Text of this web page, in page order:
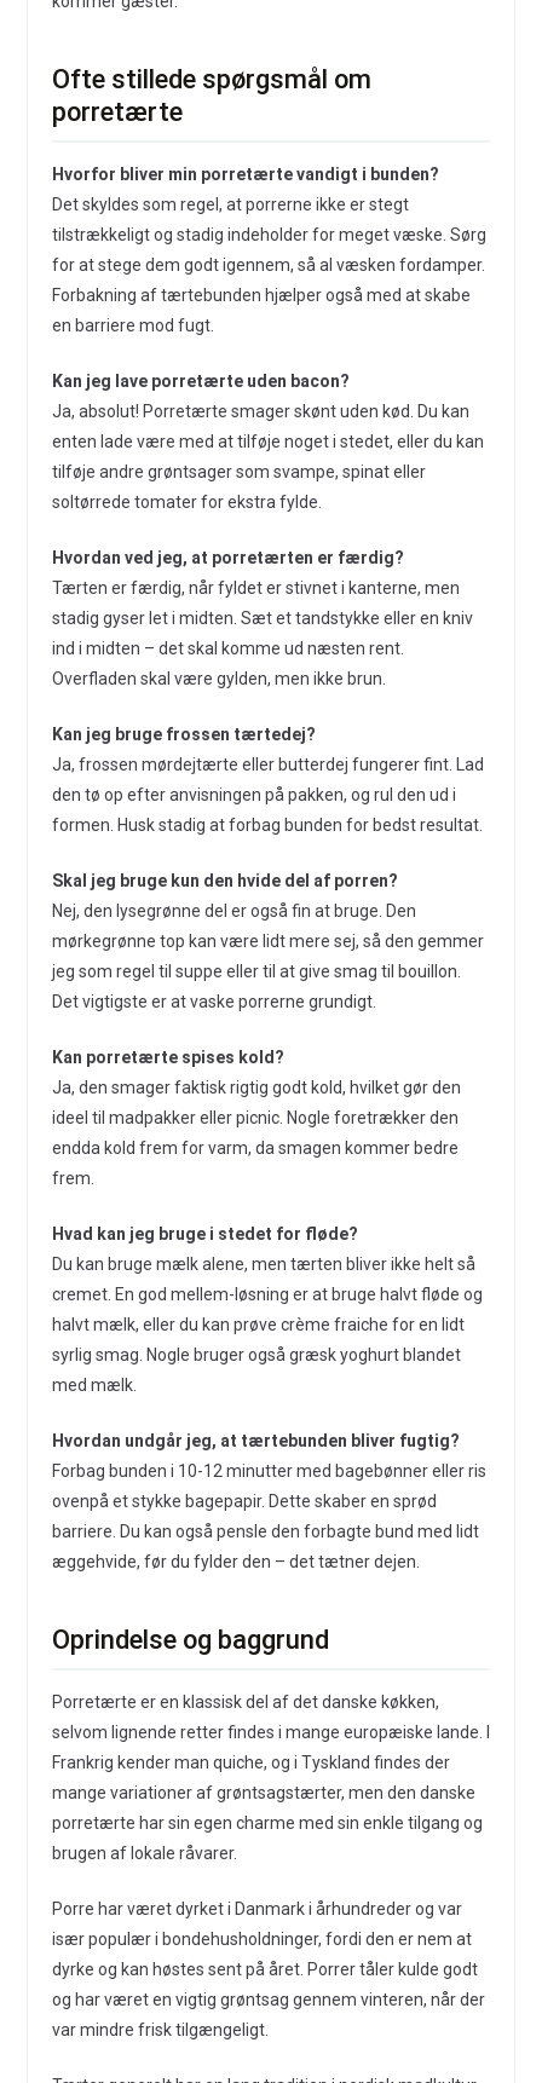
Ofte stillede spørgsmål om
porretærte
Hvorfor bliver min porretærte vandigt i bunden?
Det skyldes som regel, at porrerne ikke er stegt
tilstrækkeligt og stadig indeholder for meget væske. Sørg
for at stege dem godt igennem, så al væsken fordamper.
Forbakning af tærtebunden hjælper også med at skabe
en barriere mod fugt.
Kan jeg lave porretærte uden bacon?
Ja, absolut! Porretærte smager skønt uden kød. Du kan
enten lade være med at tilføje noget i stedet, eller du kan
tilføje andre grøntsager som svampe, spinat eller
soltørrede tomater for ekstra fylde.
Hvordan ved jeg, at porretærten er færdig?
Tærten er færdig, når fyldet er stivnet i kanterne, men
stadig gyser let i midten. Sæt et tandstykke eller en kniv
ind i midten – det skal komme ud næsten rent.
Overfladen skal være gylden, men ikke brun.
Kan jeg bruge frossen tærtedej?
Ja, frossen mørdejtærte eller butterdej fungerer fint. Lad
den tø op efter anvisningen på pakken, og rul den ud i
formen. Husk stadig at forbag bunden for bedst resultat.
Skal jeg bruge kun den hvide del af porren?
Nej, den lysegrønne del er også fin at bruge. Den
mørkegrønne top kan være lidt mere sej, så den gemmer
jeg som regel til suppe eller til at give smag til bouillon.
Det vigtigste er at vaske porrerne grundigt.
Kan porretærte spises kold?
Ja, den smager faktisk rigtig godt kold, hvilket gør den
ideel til madpakker eller picnic. Nogle foretrækker den
endda kold frem for varm, da smagen kommer bedre
frem.
Hvad kan jeg bruge i stedet for fløde?
Du kan bruge mælk alene, men tærten bliver ikke helt så
cremet. En god mellem-løsning er at bruge halvt fløde og
halvt mælk, eller du kan prøve crème fraiche for en lidt
syrlig smag. Nogle bruger også græsk yoghurt blandet
med mælk.
Hvordan undgår jeg, at tærtebunden bliver fugtig?
Forbag bunden i 10-12 minutter med bagebønner eller ris
ovenpå et stykke bagepapir. Dette skaber en sprød
barriere. Du kan også pensle den forbagte bund med lidt
æggehvide, før du fylder den – det tætner dejen.
Oprindelse og baggrund
Porretærte er en klassisk del af det danske køkken,
selvom lignende retter findes i mange europæiske lande. I
Frankrig kender man quiche, og i Tyskland findes der
mange variationer af grøntsagstærter, men den danske
porretærte har sin egen charme med sin enkle tilgang og
brugen af lokale råvarer.
Porre har været dyrket i Danmark i århundreder og var
især populær i bondehusholdninger, fordi den er nem at
dyrke og kan høstes sent på året. Porrer tåler kulde godt
og har været en vigtig grøntsag gennem vinteren, når der
var mindre frisk tilgængeligt.